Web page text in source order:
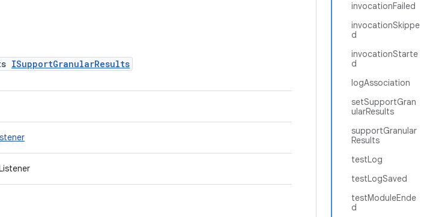
invocationFailed
invocationSkippe
d
invocationStarte
d
logAssociation
setSupportGran
ularResults
supportGranular
Results
testLog
testLogSaved
testModuleEnde
d
ISupportGranularResults